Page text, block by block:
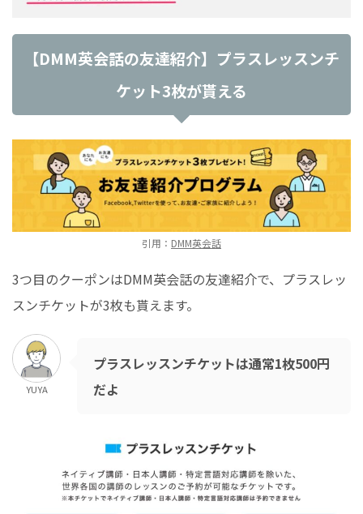
【DMM英会話の友達紹介】プラスレッスンチ
ケット3枚が貰える
引用： DMM英会話
3つ目のクーポンはDMM英会話の友達紹介で、プラスレッ
スンチケットが3枚も貰えます。
YUYA
プラスレッスンチケットは通常1枚500円
だよ